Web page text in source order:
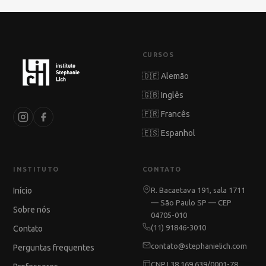
CURSOS
🇩🇪 Alemão
🇬🇧 Inglês
🇫🇷 Francês
🇪🇸 Espanhol
INSTITUTO
Início
Sobre nós
Contato
Perguntas frequentes
CONTATO
R. Bacaetava 191, sala 1711
— São Paulo SP — CEP
04705-010
(11) 91846-3010
contato@stephanielich.com